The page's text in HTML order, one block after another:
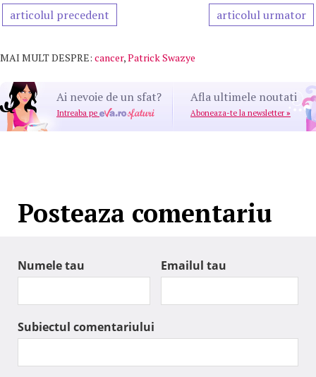
articolul precedent articolul urmator
MAI MULT DESPRE: cancer,Patrick Swazye
Ai nevoie de un sfat?
Intreaba pe
Afla ultimele noutati
Aboneaza-te la newsletter »
Posteaza comentariu
Numele tau Emailul tau
Subiectul comentariului